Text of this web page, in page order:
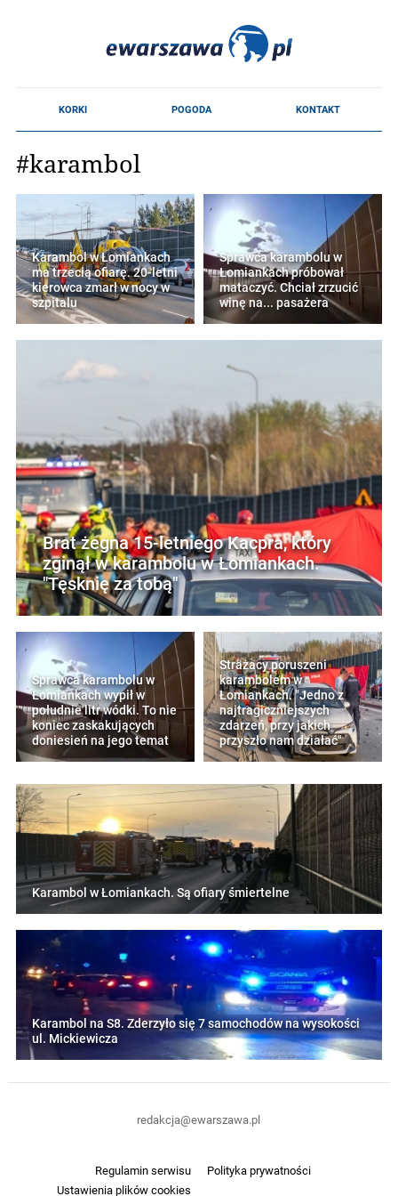
#karambol
Karambol w Łomiankach
ma trzecią ofiarę. 20-letni
kierowca zmarł w nocy w
szpitalu
Sprawca karambolu w
Łomiankach próbował
mataczyć. Chciał zrzucić
winę na... pasażera
Brat żegna 15-letniego Kacpra, który
zginął w karambolu w Łomiankach.
"Tęsknię za tobą"
Sprawca karambolu w
Łomiankach wypił w
południe litr wódki. To nie
koniec zaskakujących
doniesień na jego temat
Strażacy poruszeni
karambolem w
Łomiankach. "Jedno z
najtragiczniejszych
zdarzeń, przy jakich
przyszło nam działać"
Karambol w Łomiankach. Są ofiary śmiertelne
Karambol na S8. Zderzyło się 7 samochodów na wysokości
ul. Mickiewicza
Regulamin serwisu
Polityka prywatności
Ustawienia plików cookies
redakcja@ewarszawa.pl